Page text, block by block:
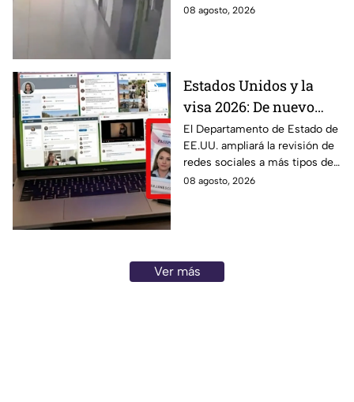
Kruai, Tailandia. El saldo es de
08 agosto, 2026
Estados Unidos y la
visa 2026: De nuevo
revisarán las redes
sociales de mexicanos
que viaje a este país
El Departamento de Estado de
EE.UU. ampliará la revisión de
redes sociales a más tipos de
visa, incluyendo a mexicanos
08 agosto, 2026
Ver más